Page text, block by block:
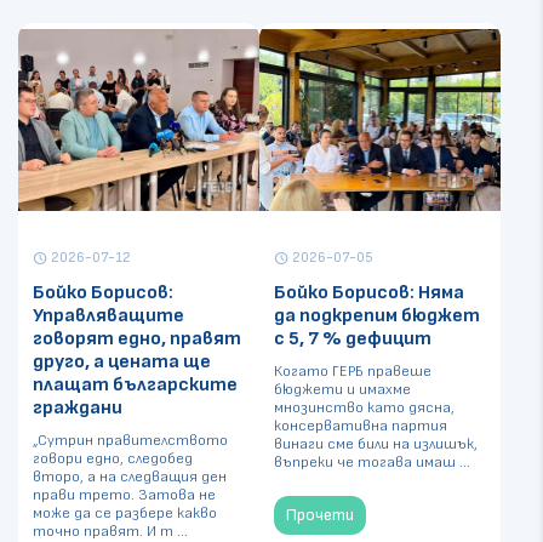
schedule 2026-07-12
Бойко Борисов:
Управляващите
говорят едно, правят
друго, а цената ще
плащат българските
граждани
„Сутрин правителството
говори едно, следобед
второ, а на следващия ден
прави трето. Затова не
може да се разбере какво
точно правят. И т ...
schedule 2026-07-05
Бойко Борисов: Няма
да подкрепим бюджет
с 5, 7 % дефицит
Когато ГЕРБ правеше
бюджети и имахме
мнозинство като дясна,
консервативна партия
винаги сме били на излишък,
въпреки че тогава имаш ...
Прочети